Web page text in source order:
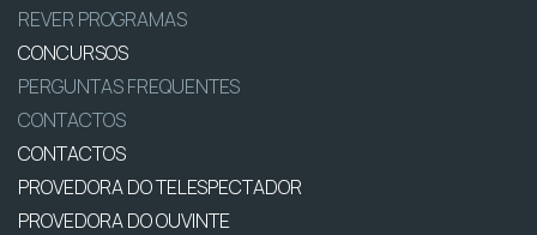
REVER PROGRAMAS
CONCURSOS
PERGUNTAS FREQUENTES
CONTACTOS
CONTACTOS
PROVEDORA DO TELESPECTADOR
PROVEDORA DO OUVINTE